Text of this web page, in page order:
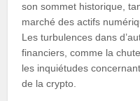
son sommet historique,
marché des actifs
Les turbulences dans
financiers, comme la
les inquiétudes
de la crypto.